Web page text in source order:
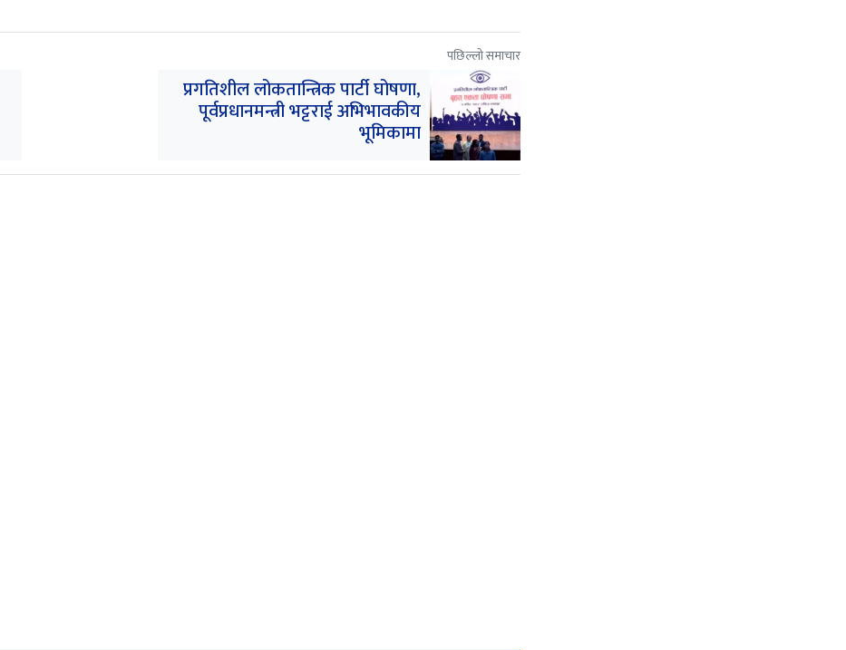
पछिल्लो समाचार
प्रगतिशील लोकतान्त्रिक पार्टी घोषणा,
पूर्वप्रधानमन्त्री भट्टराई अभिभावकीय
भूमिकामा